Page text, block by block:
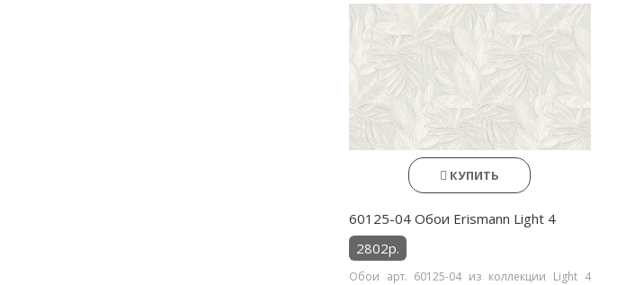
КУПИТЬ
60125-04 Обои Erismann Light 4
2802р.
Обои арт. 60125-04 из коллекции Light 4